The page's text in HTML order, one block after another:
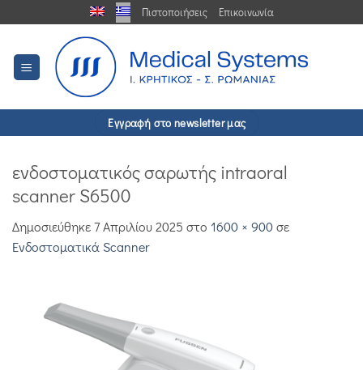
στο
περιεχόμενο
Πιστοποιήσεις Επικοινωνία
Εγγραφή στο newsletter μας
ενδοστοματικός σαρωτής intraoral
scanner S6500
Δημοσιεύθηκε7 Απριλίου 2025 στο 1600 × 900σε
Ενδοστοματικά Scanner